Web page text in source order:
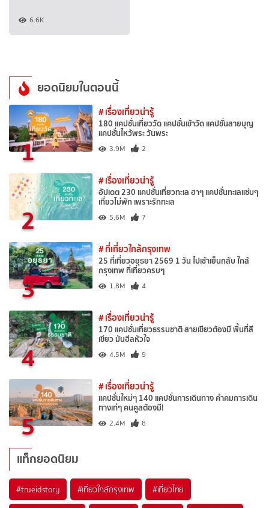
6.6K
ยอดนิยมในตอนนี้
1
# เรื่องเที่ยวน่ารู้
180 แคปชั่นเที่ยววัด แคปชั่นเข้าวัด แคปชั่นสายบุญ
แคปชั่นไหว้พระ วันพระ
3.9M 2
2
# เรื่องเที่ยวน่ารู้
อัปเดต 230 แคปชั่นเที่ยวทะเล ฮาๆ แคปชั่นทะเลแซ่บๆ
เที่ยวไม่พัก เพราะรักทะเล
5.6M 7
3
# ที่เที่ยวใกล้กรุงเทพ
25 ที่เที่ยวอยุธยา 2569 1 วัน ไปเช้าเย็นกลับ ใกล้
กรุงเทพ ที่เที่ยวครบๆ
1.8M 4
4
# เรื่องเที่ยวน่ารู้
170 แคปชั่นเที่ยวธรรมชาติ สายเขียวต้องมี พื้นที่สี
เขียว มันฮีลหัวใจ
4.5M 9
5
# เรื่องเที่ยวน่ารู้
แคปชั่นใหม่ๆ 140 แคปชั่นการเดินทาง คำคมการเดิน
ทางเท่ๆ คนคูลต้องมี!
2.4M 8
แท็กยอดนิยม
#trueidstory #เที่ยวใกล้กรุงเทพ #เที่ยวไทย